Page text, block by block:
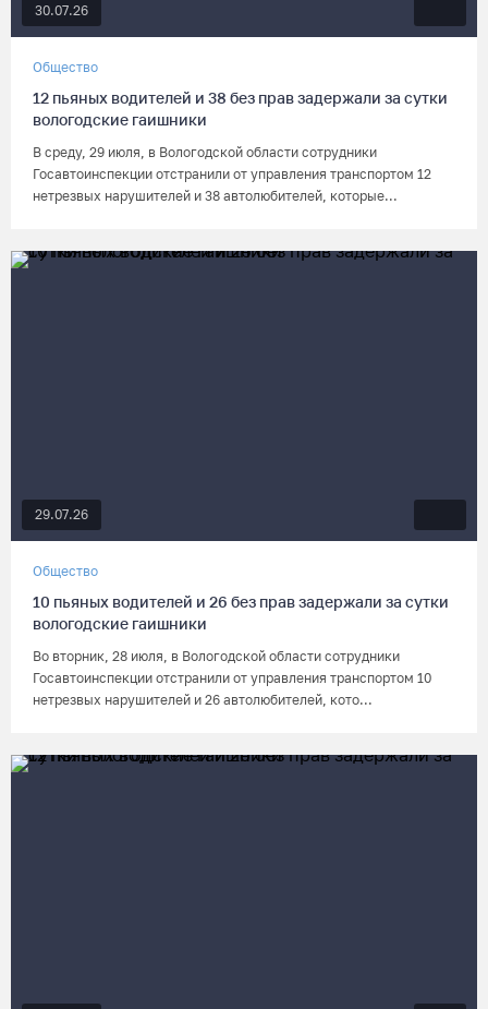
30.07.26
Общество
12 пьяных водителей и 38 без прав задержали за сутки
вологодские гаишники
В среду, 29 июля, в Вологодской области сотрудники
Госавтоинспекции отстранили от управления транспортом 12
нетрезвых нарушителей и 38 автолюбителей, которые...
29.07.26
Общество
10 пьяных водителей и 26 без прав задержали за сутки
вологодские гаишники
Во вторник, 28 июля, в Вологодской области сотрудники
Госавтоинспекции отстранили от управления транспортом 10
нетрезвых нарушителей и 26 автолюбителей, кото...